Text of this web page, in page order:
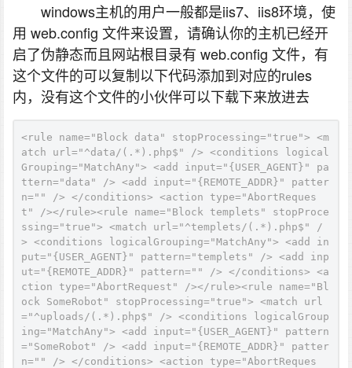
windows主机的用户一般都是iis7、iis8环境，使
用 web.config 文件来设置，请确认你的主机已经开
启了伪静态而且网站根目录有 web.config 文件，有
这个文件的可以复制以下代码添加到对应的rules
内，没有这个文件的小伙伴可以下载下来放进去
<rule name="Block data" stopProcessing="true"> <m
atch url="^data/(.*).php$" /> <conditions logical
Grouping="MatchAny"> <add input="{USER_AGENT}" pa
ttern="data" /> <add input="{REMOTE_ADDR}" patter
n="" /> </conditions> <action type="AbortReques
t" /></rule><rule name="Block templets" stopProce
ssing="true"> <match url="^templets/(.*).php$" /
> <conditions logicalGrouping="MatchAny"> <add in
put="{USER_AGENT}" pattern="templets" /> <add inp
ut="{REMOTE_ADDR}" pattern="" /> </conditions> <a
ction type="AbortRequest" /></rule><rule name="Bl
ock SomeRobot" stopProcessing="true"> <match url
="^uploads/(.*).php$" /> <conditions logicalGroup
ing="MatchAny"> <add input="{USER_AGENT}" pattern
="SomeRobot" /> <add input="{REMOTE_ADDR}" patter
n="" /> </conditions> <action type="AbortReques